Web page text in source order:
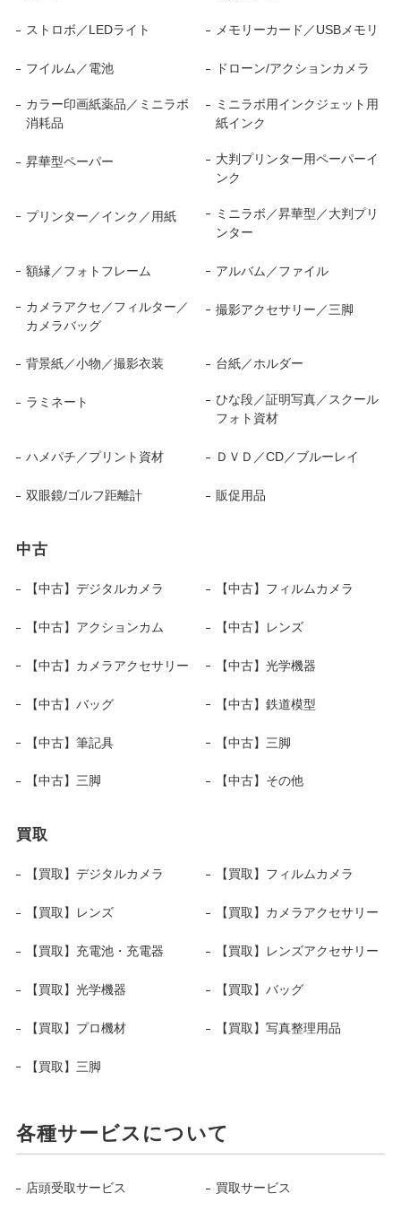
ストロボ／LEDライト メモリーカード／USBメモリ
フイルム／電池 ドローン/アクションカメラ
カラー印画紙薬品／ミニラボ
消耗品
ミニラボ用インクジェット用
紙インク
昇華型ペーパー
大判プリンター用ペーパーイ
ンク
プリンター／インク／用紙
ミニラボ／昇華型／大判プリ
ンター
額縁／フォトフレーム アルバム／ファイル
カメラアクセ／フィルター／
カメラバッグ
撮影アクセサリー／三脚
背景紙／小物／撮影衣装 台紙／ホルダー
ラミネート
ひな段／証明写真／スクール
フォト資材
ハメパチ／プリント資材 ＤＶＤ／CD／ブルーレイ
双眼鏡/ゴルフ距離計 販促用品
中古
【中古】デジタルカメラ 【中古】フィルムカメラ
【中古】アクションカム 【中古】レンズ
【中古】カメラアクセサリー 【中古】光学機器
【中古】バッグ 【中古】鉄道模型
【中古】筆記具 【中古】三脚
【中古】三脚 【中古】その他
買取
【買取】デジタルカメラ 【買取】フィルムカメラ
【買取】レンズ 【買取】カメラアクセサリー
【買取】充電池・充電器 【買取】レンズアクセサリー
【買取】光学機器 【買取】バッグ
【買取】プロ機材 【買取】写真整理用品
【買取】三脚
各種サービスについて
店頭受取サービス 買取サービス